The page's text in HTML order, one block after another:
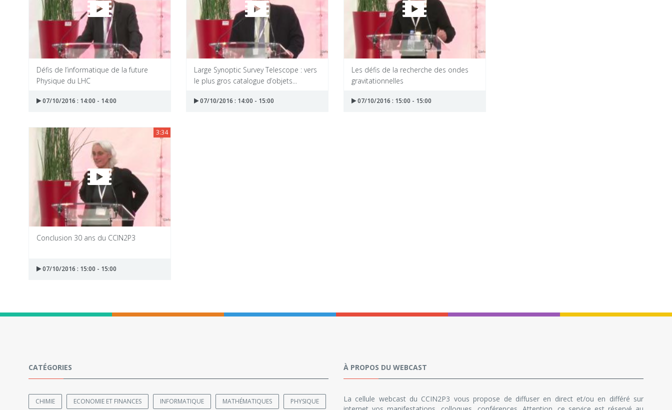
Défis de l’informatique de la future
Physique du LHC
07/10/2016 : 14:00 - 14:00
Large Synoptic Survey Telescope : vers
le plus gros catalogue d’objets...
07/10/2016 : 14:00 - 15:00
Les défis de la recherche des ondes
gravitationnelles
07/10/2016 : 15:00 - 15:00
3:34
Conclusion 30 ans du CCIN2P3
07/10/2016 : 15:00 - 15:00
CATÉGORIES
CHIMIE ECONOMIE ET FINANCES INFORMATIQUE MATHÉMATIQUES PHYSIQUE
À PROPOS DU WEBCAST
La cellule webcast du CCIN2P3 vous propose de diffuser en direct et/ou en différé sur